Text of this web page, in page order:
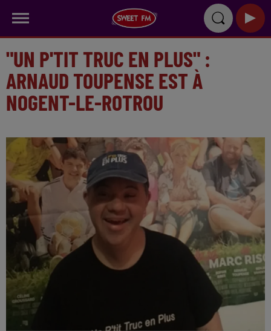
"UN P'TIT TRUC EN PLUS" :
ARNAUD TOUPENSE EST À
NOGENT-LE-ROTROU